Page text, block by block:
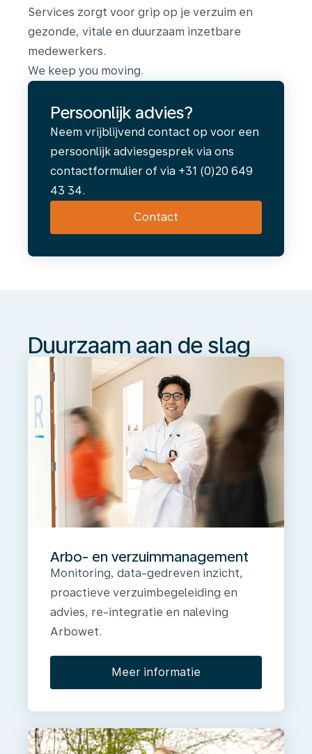
Services zorgt voor grip op je verzuim en
gezonde, vitale en duurzaam inzetbare
medewerkers.
We keep you moving.
Persoonlijk advies?
Neem vrijblijvend contact op voor een
persoonlijk adviesgesprek via ons
contactformulier of via +31 (0)20 649
43 34.
Contact
Duurzaam aan de slag
Arbo- en verzuimmanagement
Monitoring, data-gedreven inzicht,
proactieve verzuimbegeleiding en
advies, re-integratie en naleving
Arbowet.
Meer informatie